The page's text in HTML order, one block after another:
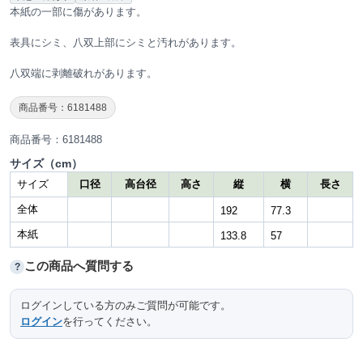
本紙の一部に傷があります。
表具にシミ、八双上部にシミと汚れがあります。
八双端に剥離破れがあります。
商品番号：6181488
商品番号：6181488
サイズ（cm）
サイズ 口径 高台径 高さ 縦 横 長さ
全体 192
77.3
本紙
133.8 57
? この商品へ質問する
ログインしている方のみご質問が可能です。
ログインを行ってください。